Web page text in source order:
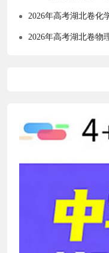
2026年高考湖北卷化
2026年高考湖北卷物